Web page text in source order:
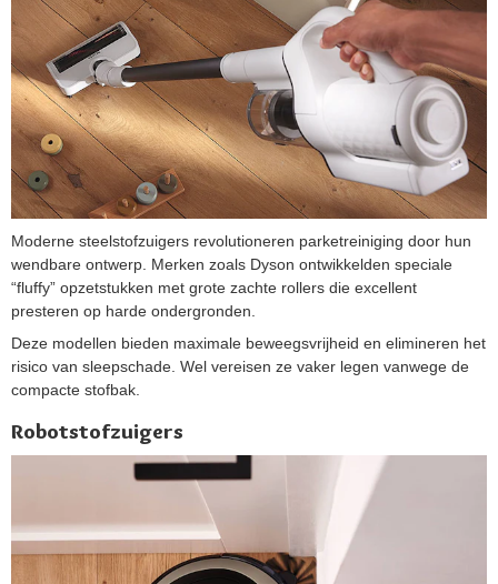
Moderne steelstofzuigers revolutioneren parketreiniging door hun
wendbare ontwerp. Merken zoals Dyson ontwikkelden speciale
“fluffy” opzetstukken met grote zachte rollers die excellent
presteren op harde ondergronden.
Deze modellen bieden maximale beweegsvrijheid en elimineren het
risico van sleepschade. Wel vereisen ze vaker legen vanwege de
compacte stofbak.
Robotstofzuigers